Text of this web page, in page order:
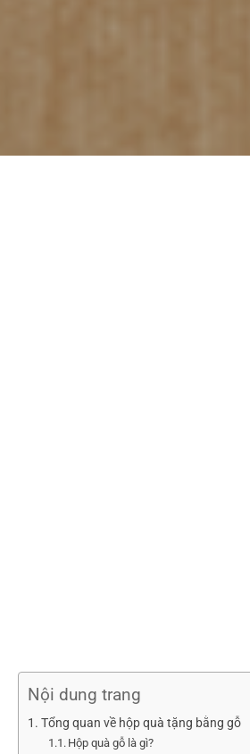
Nội dung trang
Tổng quan về hộp quà tặng bằng gỗ
Hộp quà gỗ là gì?